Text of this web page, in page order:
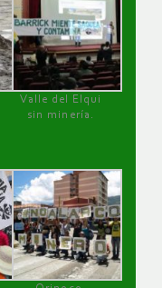
Valle del Elqui
sin minería.